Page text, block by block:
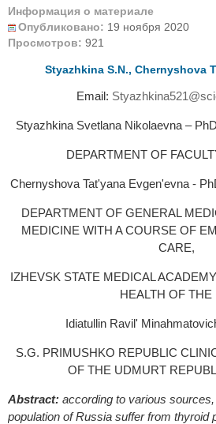
Информация о материале
Опубликовано: 19 ноября 2020
Просмотров: 921
Styazhkina S.N., Chernyshova
Email:
Styazhkina Svetlana Nikolaevna –
DEPARTMENT OF
Chernyshova Tat'yana Evgen'evna -
DEPARTMENT OF GENERAL
MEDICINE WITH A COURSE OF
CARE,
IZHEVSK STATE MEDICAL
HEALTH OF THE
Idiatullin Ravil'
S.G. PRIMUSHKO REPUBLIC
OF THE UDMURT
Abstract: аccording to various
population of Russia suffer from thyroid